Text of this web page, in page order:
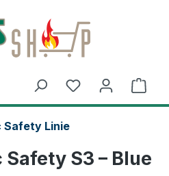
Safety Linie
Safety S3 – Blue